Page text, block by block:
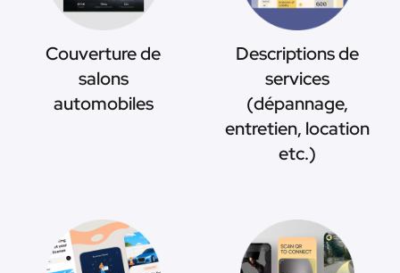
Couverture de
salons
automobiles
Descriptions de
services
(dépannage,
entretien, location
etc.)